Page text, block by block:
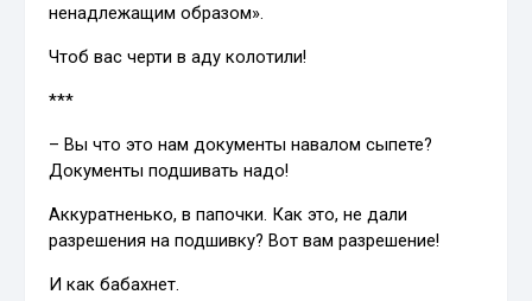
ненадлежащим образом».
Чтоб вас черти в аду колотили!
***
– Вы что это нам документы навалом сыпете?
Документы подшивать надо!
Аккуратненько, в папочки. Как это, не дали
разрешения на подшивку? Вот вам разрешение!
И как бабахнет.